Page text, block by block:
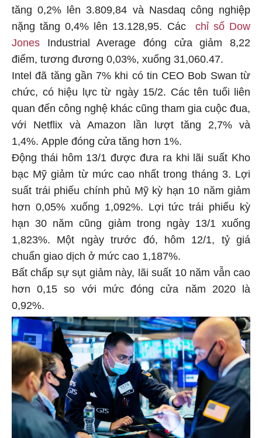
tăng 0,2% lên 3.809,84 và Nasdaq công nghiệp
nặng tăng 0,4% lên 13.128,95. Các
chỉ số Dow
Jones Industrial Average đóng cửa giảm 8,22
điểm, tương đương 0,03%, xuống 31,060.47.
Intel đã tăng gần 7% khi có tin CEO Bob Swan từ
chức, có hiệu lực từ ngày 15/2. Các tên tuổi liên
quan đến công nghệ khác cũng tham gia cuộc đua,
với Netflix và Amazon lần lượt tăng 2,7% và
1,4%. Apple đóng cửa tăng hơn 1%.
Động thái hôm 13/1 được đưa ra khi lãi suất Kho
bạc Mỹ giảm từ mức cao nhất trong tháng 3. Lợi
suất trái phiếu chính phủ Mỹ kỳ hạn 10 năm giảm
hơn 0,05% xuống 1,092%. Lợi tức trái phiếu kỳ
hạn 30 năm cũng giảm trong ngày 13/1 xuống
1,823%. Một ngày trước đó, hôm 12/1, tỷ giá
chuẩn giao dịch ở mức cao 1,187%.
Bất chấp sự sụt giảm này, lãi suất 10 năm vẫn cao
hơn 0,15 so với mức đóng cửa năm 2020 là
0,92%.